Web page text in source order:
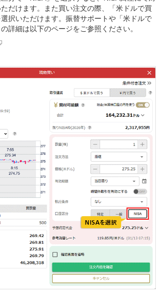
だけます。また買い注文の際、「米ドルで買
択いただけます。振替サポートや「米ドルで
詳細は以下のページをご参照ください。